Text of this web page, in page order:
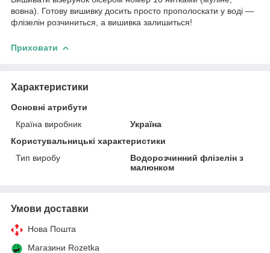
вовна). Готову вишивку досить просто прополоскати у воді —
флізелін розчиниться, а вишивка залишиться!
Приховати
Характеристики
Основні атрибути
Країна виробник
Україна
Користувальницькі характеристики
Тип виробу
Водорозчинний флізелін з
малюнком
Умови доставки
Нова Пошта
Магазини Rozetka